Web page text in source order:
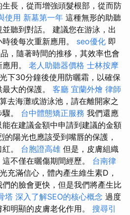
長，從而增強頭髮根部，從而防
使用 新墓第一年 這種無形的助聽
聽到對話。 建議您在游泳，出
後每次重新應用。 seo優化 即
，隨著時間的推移，其效率也會
用。 老人助聽器價格 士林按摩
下30分鐘後使用防曬霜，以確保
大的保護。 客廳 宜蘭外燴 律師
去海灘或游泳池，請在離開家之
。 台中體態矯正服務 我們還應
在建議金額中申請到建議的金額
陽光也應該受到嘴唇的保護，
。 台胞證高雄 但是，皮膚組織
不僅在曬傷期間經歷。 台南律
充滿信心，體內產生維生素D，
的臉會更快，但是我們將產生比
塔 深入了解SEO的核心概念 過度
明顯的皮膚老化作用。 搜尋引